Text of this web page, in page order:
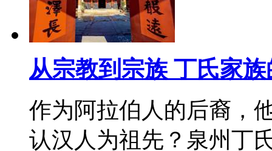
从宗教到宗族 丁氏家
作为阿拉伯人的后裔，
认汉人为祖先？泉州丁